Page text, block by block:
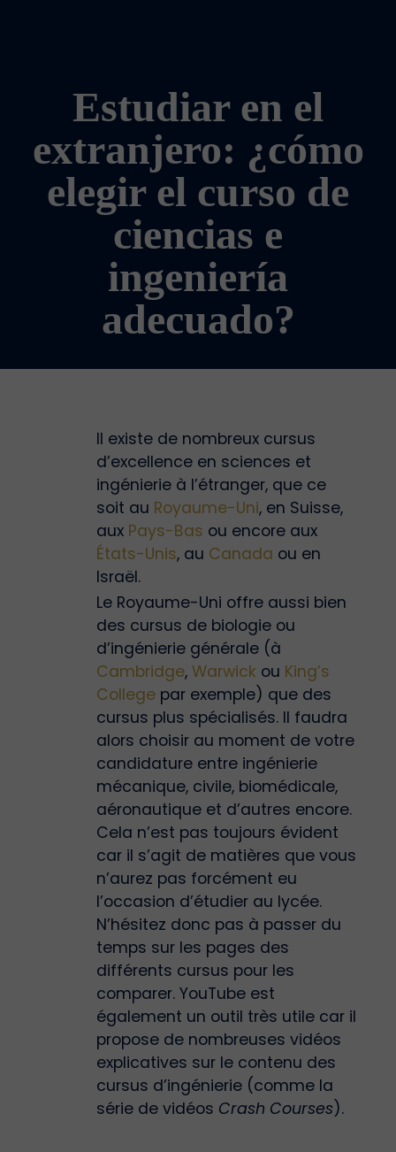
Estudiar en el
extranjero: ¿cómo
elegir el curso de
ciencias e
ingeniería
adecuado?
Il existe de nombreux cursus
d’excellence en sciences et
ingénierie à l’étranger, que ce
soit au Royaume-Uni, en Suisse,
aux Pays-Bas ou encore aux
États-Unis, au Canada ou en
Israël.
Le Royaume-Uni offre aussi bien
des cursus de biologie ou
d’ingénierie générale (à
Cambridge, Warwick ou King’s
Collegepar exemple) que des
cursus plus spécialisés. Il faudra
alors choisir au moment de votre
candidature entre ingénierie
mécanique, civile, biomédicale,
aéronautique et d’autres encore.
Cela n’est pas toujours évident
car il s’agit de matières que vous
n’aurez pas forcément eu
l’occasion d’étudier au lycée.
N’hésitez donc pas à passer du
temps sur les pages des
différents cursus pour les
comparer. YouTube est
également un outil très utile car il
propose de nombreuses vidéos
explicatives sur le contenu des
cursus d’ingénierie (comme la
série de vidéos Crash Courses).